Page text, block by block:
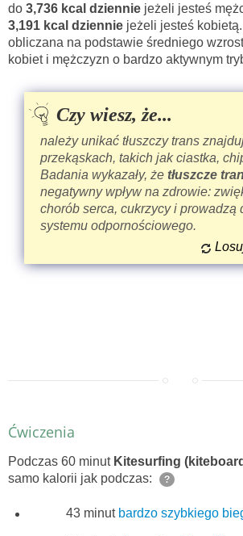
do 3,736 kcal dziennie jeżeli jesteś
3,191 kcal dziennie jeżeli jesteś
obliczana na podstawie średniego
kobiet i mężczyzn o bardzo aktywnym
Czy wiesz, że...
należy unikać tłuszczy trans
przekąskach, takich jak ciastka,
Badania wykazały, że tłuszcze
negatywny wpływ na zdrowie:
chorób serca, cukrzycy i prowadzą
systemu odpornościowego.
Ćwiczenia
Podczas 60 minut Kitesurfing
samo kalorii jak podczas:
?
43 minut bardzo szybkiego